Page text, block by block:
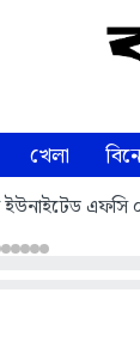
খেলা
ইউনাইটেড এফসি